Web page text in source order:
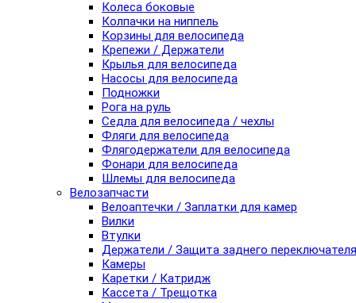
Колеса боковые
Колпачки на ниппель
Корзины для велосипеда
Крепежи / Держатели
Крылья для велосипеда
Насосы для велосипеда
Подножки
Рога на руль
Седла для велосипеда / чехлы
Фляги для велосипеда
Флягодержатели для велосипеда
Фонари для велосипеда
Шлемы для велосипеда
Велозапчасти
Велоаптечки / Заплатки для камер
Вилки
Втулки
Держатели / Защита заднего переключателя
Камеры
Каретки / Катридж
Кассета / Трещотка